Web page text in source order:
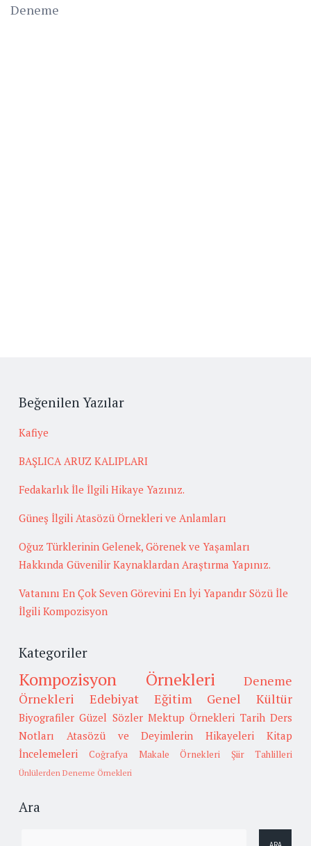
Deneme
Beğenilen Yazılar
Kafiye
BAŞLICA ARUZ KALIPLARI
Fedakarlık İle İlgili Hikaye Yazınız.
Güneş İlgili Atasözü Örnekleri ve Anlamları
Oğuz Türklerinin Gelenek, Görenek ve Yaşamları
Hakkında Güvenilir Kaynaklardan Araştırma Yapınız.
Vatanını En Çok Seven Görevini En İyi Yapandır Sözü İle
İlgili Kompozisyon
Kategoriler
Kompozisyon Örnekleri
Deneme
Örnekleri
Edebiyat Eğitim Genel Kültür
Biyografiler Güzel Sözler Mektup Örnekleri Tarih Ders
Notları
Atasözü ve Deyimlerin Hikayeleri
Kitap
İncelemeleri
Coğrafya Makale Örnekleri Şiir Tahlilleri
Ünlülerden Deneme Örnekleri
Ara